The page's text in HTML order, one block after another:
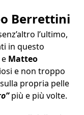
Berrettini
l’ultimo,
in questo
e Matteo
e non troppo
propria pelle
più e più volte.